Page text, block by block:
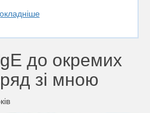
до окремих
зі мною